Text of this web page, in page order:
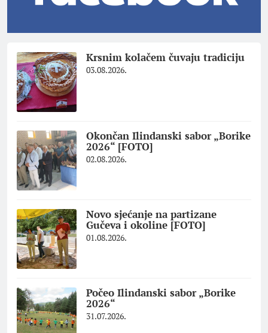
Krsnim kolačem čuvaju tradiciju
03.08.2026.
Okončan Ilindanski sabor „Borike
2026“ [FOTO]
02.08.2026.
Novo sjećanje na partizane
Gučeva i okoline [FOTO]
01.08.2026.
Počeo Ilindanski sabor „Borike
2026“
31.07.2026.